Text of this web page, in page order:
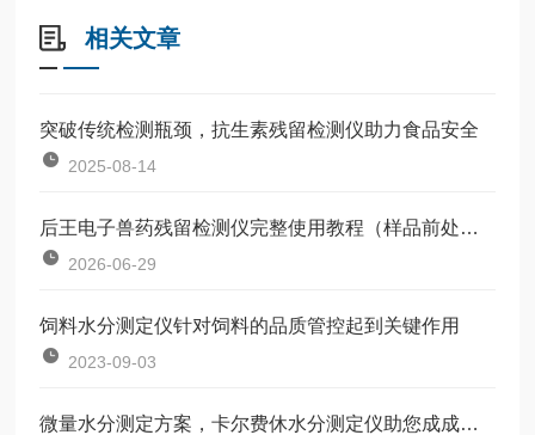
相关文章
突破传统检测瓶颈，抗生素残留检测仪助力食品安全
2025-08-14
后王电子兽药残留检测仪完整使用教程（样品前处理+检测操作步骤）
2026-06-29
饲料水分测定仪针对饲料的品质管控起到关键作用
2023-09-03
微量水分测定方案，卡尔费休水分测定仪助您成成为行业耀眼的那颗星